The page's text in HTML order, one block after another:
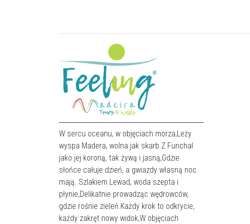
W sercu oceanu, w objęciach morza,Leży
wyspa Madera, wolna jak skarb.Z Funchal
jako jej koroną, tak żywą i jasną,Gdzie
słońce całuje dzień, a gwiazdy własną noc
mają. Szlakiem Lewad, woda szepta i
płynie,Delikatnie prowadząc wędrowców,
gdzie rośnie zieleń.Każdy krok to odkrycie,
każdy zakręt nowy widok,W objęciach